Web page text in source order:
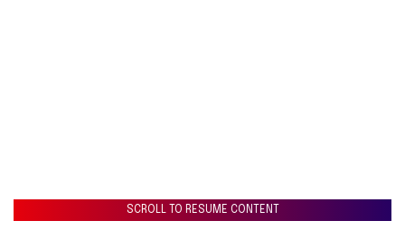
SCROLL TO RESUME CONTENT